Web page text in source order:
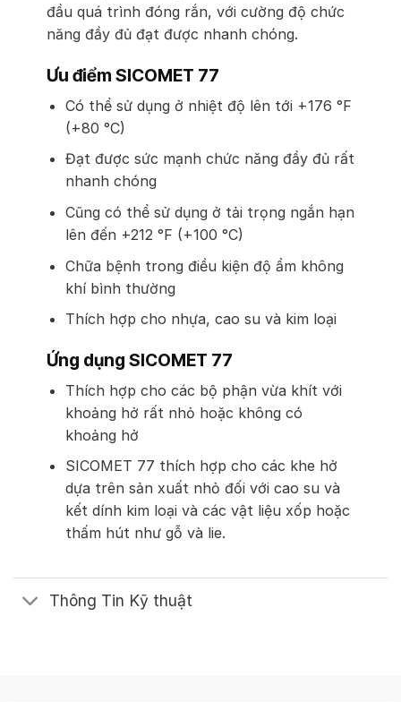
đầu quá trình đóng rắn, với cường độ chức
năng đầy đủ đạt được nhanh chóng.
Ưu điểm SICOMET 77
Có thể sử dụng ở nhiệt độ lên tới +176 °F
(+80 °C)
Đạt được sức mạnh chức năng đầy đủ rất
nhanh chóng
Cũng có thể sử dụng ở tải trọng ngắn hạn
lên đến +212 °F (+100 °C)
Chữa bệnh trong điều kiện độ ẩm không
khí bình thường
Thích hợp cho nhựa, cao su và kim loại
Ứng dụng SICOMET 77
Thích hợp cho các bộ phận vừa khít với
khoảng hở rất nhỏ hoặc không có
khoảng hở
SICOMET 77 thích hợp cho các khe hở
dựa trên sản xuất nhỏ đối với cao su và
kết dính kim loại và các vật liệu xốp hoặc
thấm hút như gỗ và lie.
Thông Tin Kỹ thuật